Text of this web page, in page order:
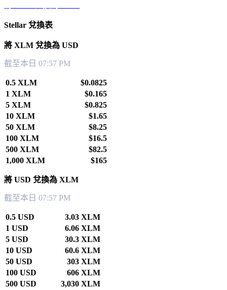
Stellar 兌換表
將 XLM 兌換為 USD
截至本日 07:57 PM
0.5 XLM
$0.0825
1 XLM
$0.165
5 XLM
$0.825
10 XLM
$1.65
50 XLM
$8.25
100 XLM
$16.5
500 XLM
$82.5
1,000 XLM
$165
將 USD 兌換為 XLM
截至本日 07:57 PM
0.5 USD
3.03 XLM
1 USD
6.06 XLM
5 USD
30.3 XLM
10 USD
60.6 XLM
50 USD
303 XLM
100 USD
606 XLM
500 USD
3,030 XLM